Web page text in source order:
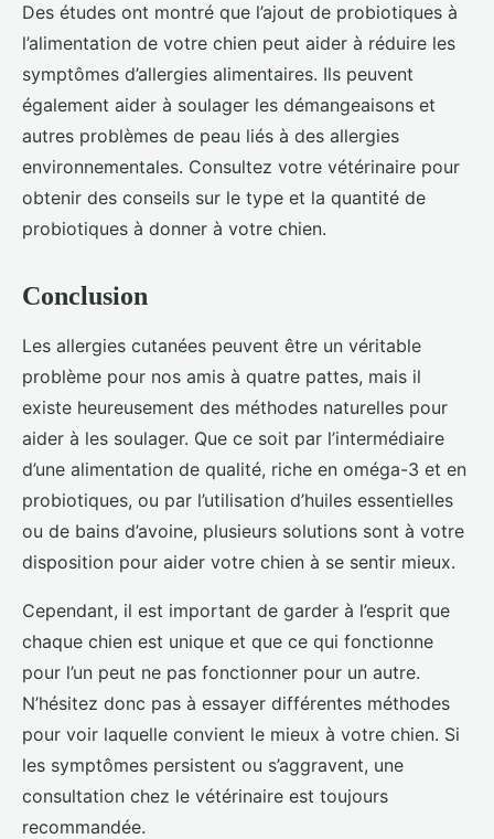
Des études ont montré que l’ajout de probiotiques à
l’alimentation de votre chien peut aider à réduire les
symptômes d’allergies alimentaires. Ils peuvent
également aider à soulager les démangeaisons et
autres problèmes de peau liés à des allergies
environnementales. Consultez votre vétérinaire pour
obtenir des conseils sur le type et la quantité de
probiotiques à donner à votre chien.
Conclusion
Les allergies cutanées peuvent être un véritable
problème pour nos amis à quatre pattes, mais il
existe heureusement des méthodes naturelles pour
aider à les soulager. Que ce soit par l’intermédiaire
d’une alimentation de qualité, riche en oméga-3 et en
probiotiques, ou par l’utilisation d’huiles essentielles
ou de bains d’avoine, plusieurs solutions sont à votre
disposition pour aider votre chien à se sentir mieux.
Cependant, il est important de garder à l’esprit que
chaque chien est unique et que ce qui fonctionne
pour l’un peut ne pas fonctionner pour un autre.
N’hésitez donc pas à essayer différentes méthodes
pour voir laquelle convient le mieux à votre chien. Si
les symptômes persistent ou s’aggravent, une
consultation chez le vétérinaire est toujours
recommandée.